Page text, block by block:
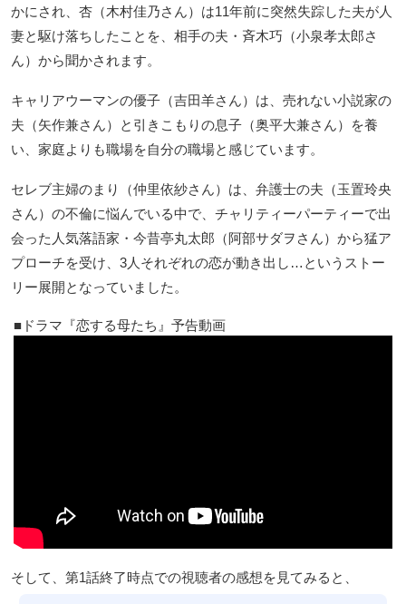
かにされ、杏（木村佳乃さん）は11年前に突然失踪した夫が人
妻と駆け落ちしたことを、相手の夫・斉木巧（小泉孝太郎さ
ん）から聞かされます。
キャリアウーマンの優子（吉田羊さん）は、売れない小説家の
夫（矢作兼さん）と引きこもりの息子（奥平大兼さん）を養
い、家庭よりも職場を自分の職場と感じています。
セレブ主婦のまり（仲里依紗さん）は、弁護士の夫（玉置玲央
さん）の不倫に悩んでいる中で、チャリティーパーティーで出
会った人気落語家・今昔亭丸太郎（阿部サダヲさん）から猛ア
プローチを受け、3人それぞれの恋が動き出し…というストー
リー展開となっていました。
ドラマ『恋する母たち』予告動画
そして、第1話終了時点での視聴者の感想を見てみると、